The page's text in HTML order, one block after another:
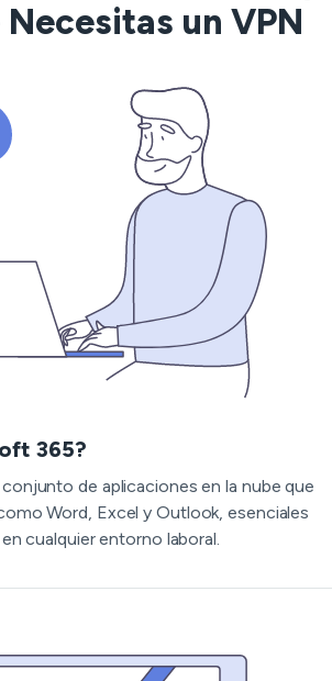
Necesitas un VPN
365?
de aplicaciones en la nube que
Word, Excel y Outlook, esenciales
cualquier entorno laboral.